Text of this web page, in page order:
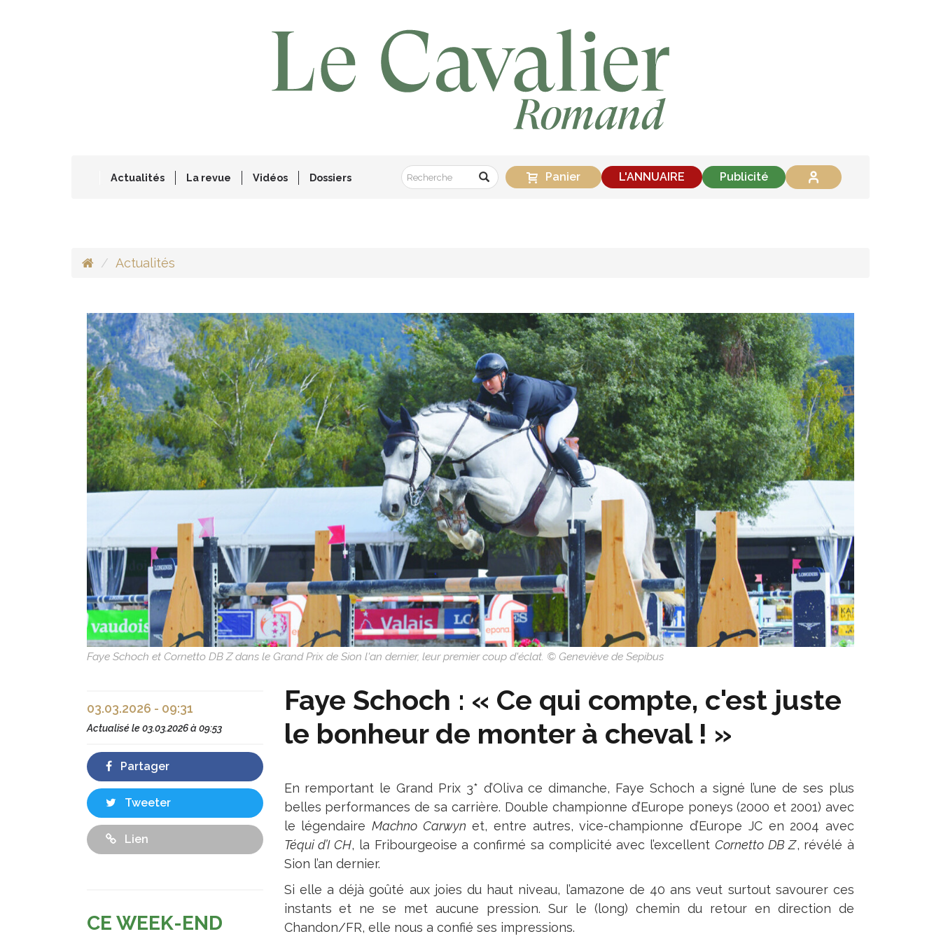
Actualités La revue Vidéos Dossiers Panier L'ANNUAIRE Publicité
Actualités
Faye Schoch et Cornetto DB Z dans le Grand Prix de Sion l'an dernier, leur premier coup d'éclat. © Geneviève de Sepibus
Faye Schoch : « Ce qui compte, c'est juste
le bonheur de monter à cheval ! »
En remportant le Grand Prix 3* d’Oliva ce dimanche, Faye Schoch a signé l’une de ses plus
belles performances de sa carrière. Double championne d’Europe poneys (2000 et 2001) avec
le légendaire Machno Carwyn et, entre autres, vice-championne d’Europe JC en 2004 avec
Téqui d’I CH, la Fribourgeoise a confirmé sa complicité avec l’excellent Cornetto DB Z, révélé à
Sion l’an dernier.
Si elle a déjà goûté aux joies du haut niveau, l’amazone de 40 ans veut surtout savourer ces
instants et ne se met aucune pression. Sur le (long) chemin du retour en direction de
Chandon/FR, elle nous a confié ses impressions.
03.03.2026 - 09:31
Actualisé le03.03.2026 à 09:53
Partager
Tweeter
Lien
CE WEEK-END